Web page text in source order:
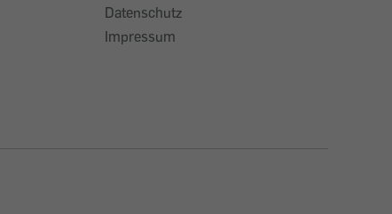
Datenschutz
Impressum